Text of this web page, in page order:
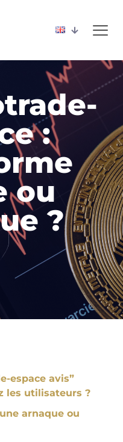
:
ou
?
espace avis”
les utilisateurs ?
arnaque ou